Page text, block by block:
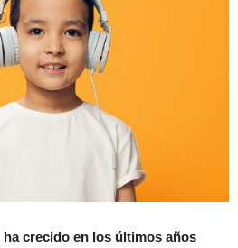
ha crecido en los últimos años